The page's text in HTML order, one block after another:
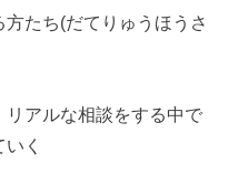
たち(だてりゅうほうさ
アルな相談をする中で
く